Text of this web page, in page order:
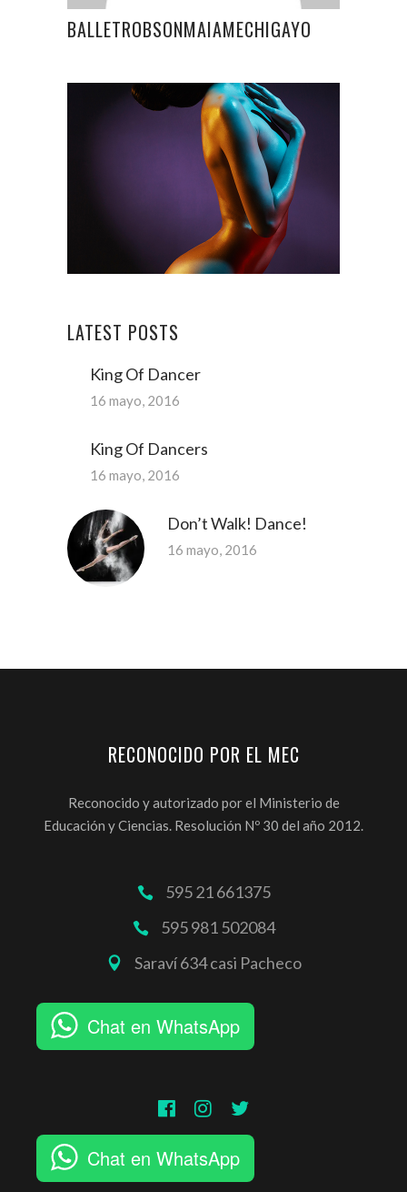
BALLETROBSONMAIAMECHIGAYO
LATEST POSTS
King Of Dancer
16 mayo, 2016
King Of Dancers
16 mayo, 2016
Don’t Walk! Dance!
16 mayo, 2016
RECONOCIDO POR EL MEC
Reconocido y autorizado por el Ministerio de
Educación y Ciencias. Resolución Nº 30 del año 2012.
595 21 661375
595 981 502084
Saraví 634 casi Pacheco
Chat en WhatsApp
Chat en WhatsApp